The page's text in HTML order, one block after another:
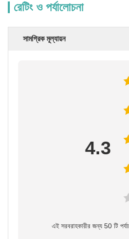
রেটিং ও পর্যালোচনা
সামগ্রিক মূল্যায়ন
4.3
এই সরবরাহকারীর জন্য 50 টি